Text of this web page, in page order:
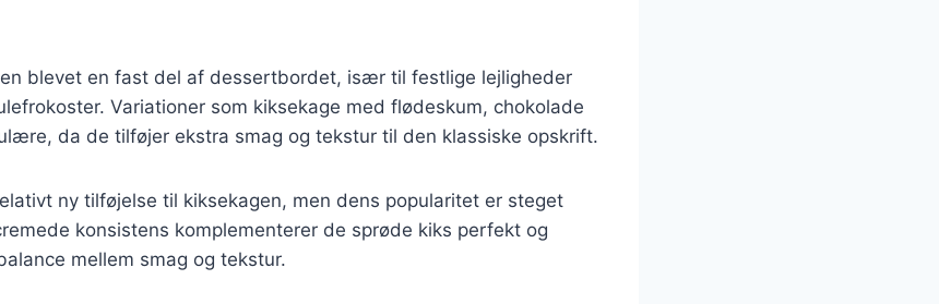
blevet en fast del af dessertbordet, især til festlige lejligheder
Variationer som kiksekage med flødeskum, chokolade
da de tilføjer ekstra smag og tekstur til den klassiske opskrift.
ny tilføjelse til kiksekagen, men dens popularitet er steget
konsistens komplementerer de sprøde kiks perfekt og
mellem smag og tekstur.